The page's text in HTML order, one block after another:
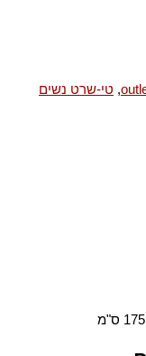
, טי-שרט נשים